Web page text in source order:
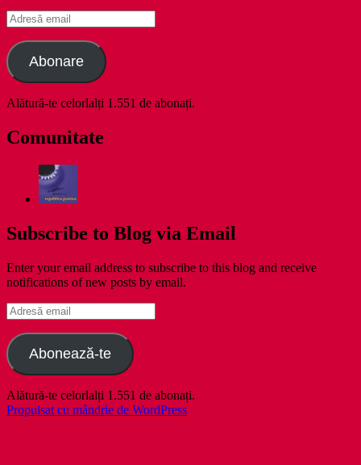
Adresă
email
Abonare
Alătură-te celorlalți 1.551 de abonați.
Comunitate
Subscribe to Blog via Email
Enter your email address to subscribe to this blog and receive
notifications of new posts by email.
Adresă
email
Abonează-te
Alătură-te celorlalți 1.551 de abonați.
Propulsat cu mândrie de WordPress